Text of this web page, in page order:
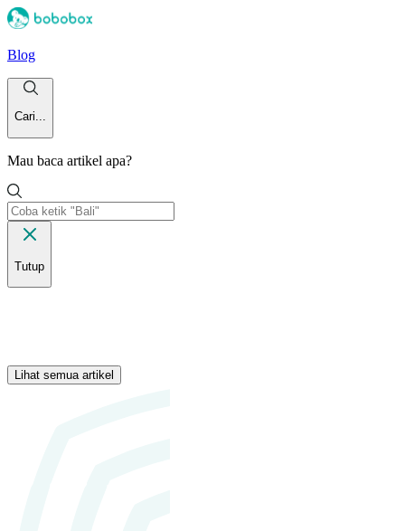
Blog
Cari...
Mau baca artikel apa?
Tutup
Lihat semua artikel